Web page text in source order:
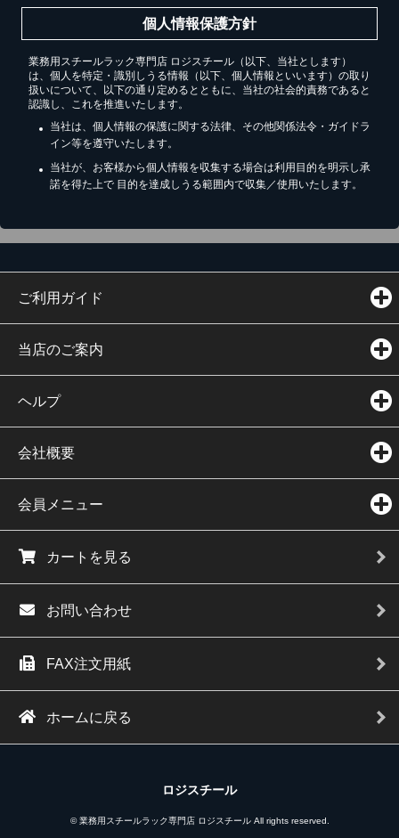
個人情報保護方針
業務用スチールラック専門店 ロジスチール（以下、当社とします）
は、個人を特定・識別しうる情報（以下、個人情報といいます）の取り
扱いについて、以下の通り定めるとともに、当社の社会的責務であると
認識し、これを推進いたします。
当社は、個人情報の保護に関する法律、その他関係法令・ガイドラ
イン等を遵守いたします。
当社が、お客様から個人情報を収集する場合は利用目的を明示し承
諾を得た上で 目的を達成しうる範囲内で収集／使用いたします。
ご利用ガイド
当店のご案内
ヘルプ
会社概要
会員メニュー
カートを見る
お問い合わせ
FAX注文用紙
ホームに戻る
ロジスチール
© 業務用スチールラック専門店 ロジスチール All rights reserved.